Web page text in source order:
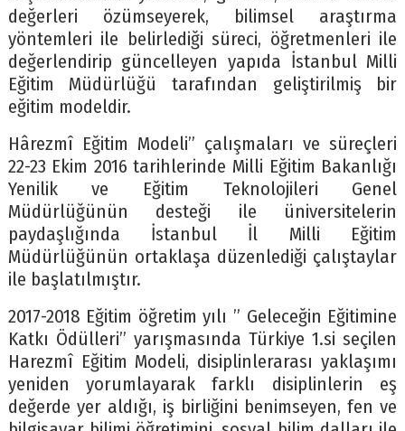
değerleri özümseyerek, bilimsel araştırma
yöntemleri ile belirlediği süreci, öğretmenleri ile
değerlendirip güncelleyen yapıda İstanbul Milli
Eğitim Müdürlüğü tarafından geliştirilmiş bir
eğitim modeldir.
Hârezmî Eğitim Modeli” çalışmaları ve süreçleri
22-23 Ekim 2016 tarihlerinde Milli Eğitim Bakanlığı
Yenilik ve Eğitim Teknolojileri Genel
Müdürlüğünün desteği ile üniversitelerin
paydaşlığında İstanbul İl Milli Eğitim
Müdürlüğünün ortaklaşa düzenlediği çalıştaylar
ile başlatılmıştır.
2017-2018 Eğitim öğretim yılı ” Geleceğin Eğitimine
Katkı Ödülleri” yarışmasında Türkiye 1.si seçilen
Harezmî Eğitim Modeli, disiplinlerarası yaklaşımı
yeniden yorumlayarak farklı disiplinlerin eş
değerde yer aldığı, iş birliğini benimseyen, fen ve